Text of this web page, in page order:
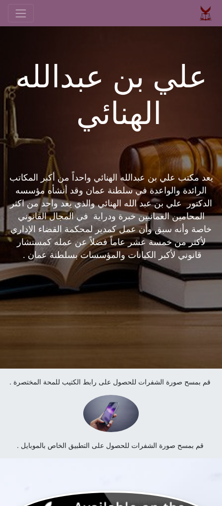
علي بن عبدالله
الهنائي
يعد مكتب علي بن عبدالله الهنائي واحداً من أكبر المكاتب
الرائدة والواعدة في سلطنة عمان وقد أنشأه مؤسسه
الدكتور علي بن عبد الله الهنائي والذي يعد واحد من اكثر
المحامين العمانيين خبرة ودراية في المجال القانوني
خاصة وأنه سبق وأن عمل كمدير لمحكمة القضاء الإداري
لأكثر من خمسة عشر عاماً فضلاً عن عمله كمستشار
قانوني لأكبر الكيانات والمؤسسات بسلطنة عمان .
قم بمسح صورة الشفرات للحصول على رابط الكتيب للمحة المختصرة .
قم بمسح صورة الشفرات للحصول على التطبيق الخاص بالموبايل .